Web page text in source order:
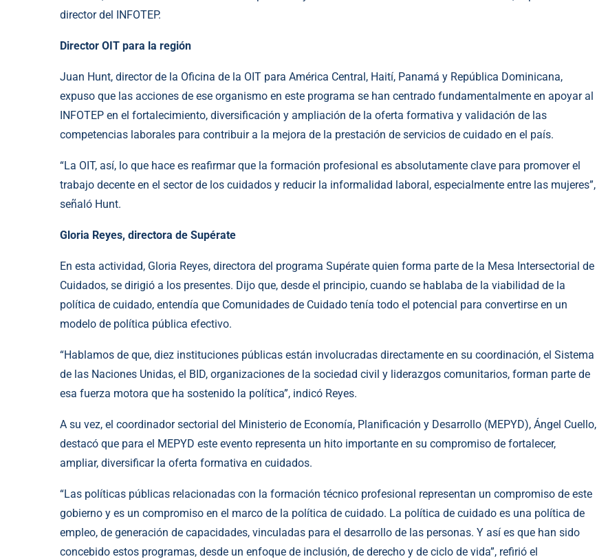
director del INFOTEP.
Director OIT para la región
Juan Hunt, director de la Oficina de la OIT para América Central, Haití, Panamá y República Dominicana,
expuso que las acciones de ese organismo en este programa se han centrado fundamentalmente en apoyar al
INFOTEP en el fortalecimiento, diversificación y ampliación de la oferta formativa y validación de las
competencias laborales para contribuir a la mejora de la prestación de servicios de cuidado en el país.
“La OIT, así, lo que hace es reafirmar que la formación profesional es absolutamente clave para promover el
trabajo decente en el sector de los cuidados y reducir la informalidad laboral, especialmente entre las mujeres”,
señaló Hunt.
Gloria Reyes, directora de Supérate
En esta actividad, Gloria Reyes, directora del programa Supérate quien forma parte de la Mesa Intersectorial de
Cuidados, se dirigió a los presentes. Dijo que, desde el principio, cuando se hablaba de la viabilidad de la
política de cuidado, entendía que Comunidades de Cuidado tenía todo el potencial para convertirse en un
modelo de política pública efectivo.
“Hablamos de que, diez instituciones públicas están involucradas directamente en su coordinación, el Sistema
de las Naciones Unidas, el BID, organizaciones de la sociedad civil y liderazgos comunitarios, forman parte de
esa fuerza motora que ha sostenido la política”, indicó Reyes.
A su vez, el coordinador sectorial del Ministerio de Economía, Planificación y Desarrollo (MEPYD), Ángel Cuello,
destacó que para el MEPYD este evento representa un hito importante en su compromiso de fortalecer,
ampliar, diversificar la oferta formativa en cuidados.
“Las políticas públicas relacionadas con la formación técnico profesional representan un compromiso de este
gobierno y es un compromiso en el marco de la política de cuidado. La política de cuidado es una política de
empleo, de generación de capacidades, vinculadas para el desarrollo de las personas. Y así es que han sido
concebido estos programas, desde un enfoque de inclusión, de derecho y de ciclo de vida”, refirió el